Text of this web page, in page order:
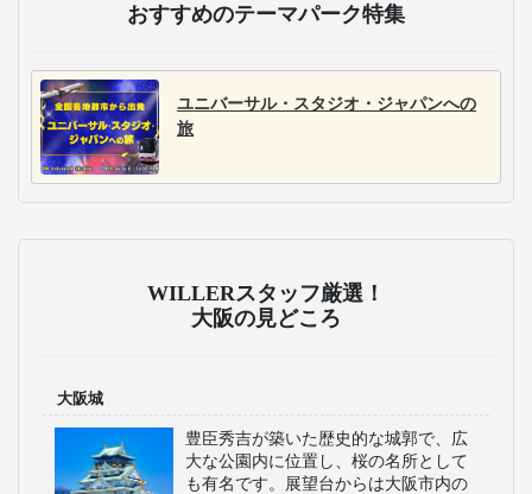
おすすめのテーマパーク特集
ユニバーサル・スタジオ・ジャパンへの
旅
WILLERスタッフ厳選！
大阪の見どころ
大阪城
豊臣秀吉が築いた歴史的な城郭で、広
大な公園内に位置し、桜の名所として
も有名です。展望台からは大阪市内の